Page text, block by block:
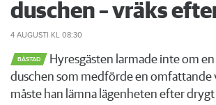
duschen – vräks
4 AUGUSTI KL 08:30
BÅSTAD
Hyresgästen larmade inte om en
duschen som medförde en omfattande
måste han lämna lägenheten efter